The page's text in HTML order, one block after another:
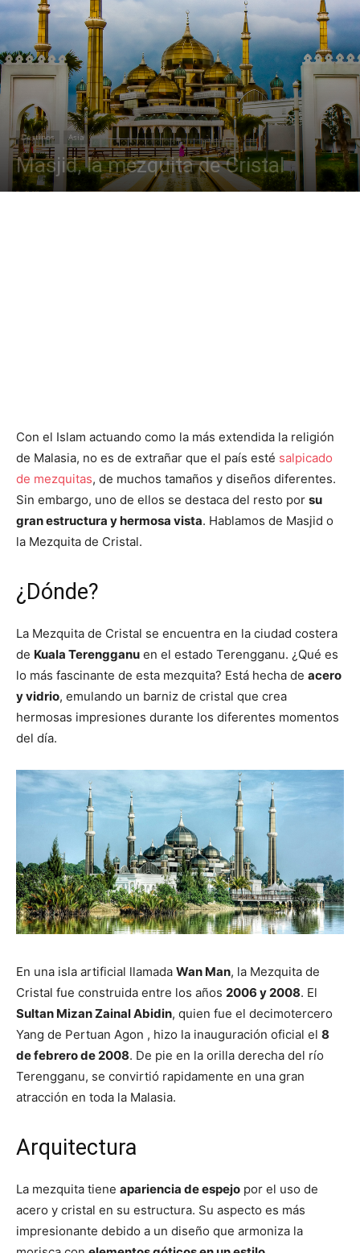
Destinos Asia
Masjid, la mezquita de Cristal
Con el Islam actuando como la más extendida la religión
de Malasia, no es de extrañar que el país esté salpicado
de mezquitas, de muchos tamaños y diseños diferentes.
Sin embargo, uno de ellos se destaca del resto por su
gran estructura y hermosa vista. Hablamos de Masjid o
la Mezquita de Cristal.
¿Dónde?
La Mezquita de Cristal se encuentra en la ciudad costera
de Kuala Terengganu en el estado Terengganu. ¿Qué es
lo más fascinante de esta mezquita? Está hecha de acero
y vidrio, emulando un barniz de cristal que crea
hermosas impresiones durante los diferentes momentos
del día.
En una isla artificial llamada Wan Man, la Mezquita de
Cristal fue construida entre los años 2006 y 2008. El
Sultan Mizan Zainal Abidin, quien fue el decimotercero
Yang de Pertuan Agon , hizo la inauguración oficial el 8
de febrero de 2008. De pie en la orilla derecha del río
Terengganu, se convirtió rapidamente en una gran
atracción en toda la Malasia.
Arquitectura
La mezquita tiene apariencia de espejo por el uso de
acero y cristal en su estructura. Su aspecto es más
impresionante debido a un diseño que armoniza la